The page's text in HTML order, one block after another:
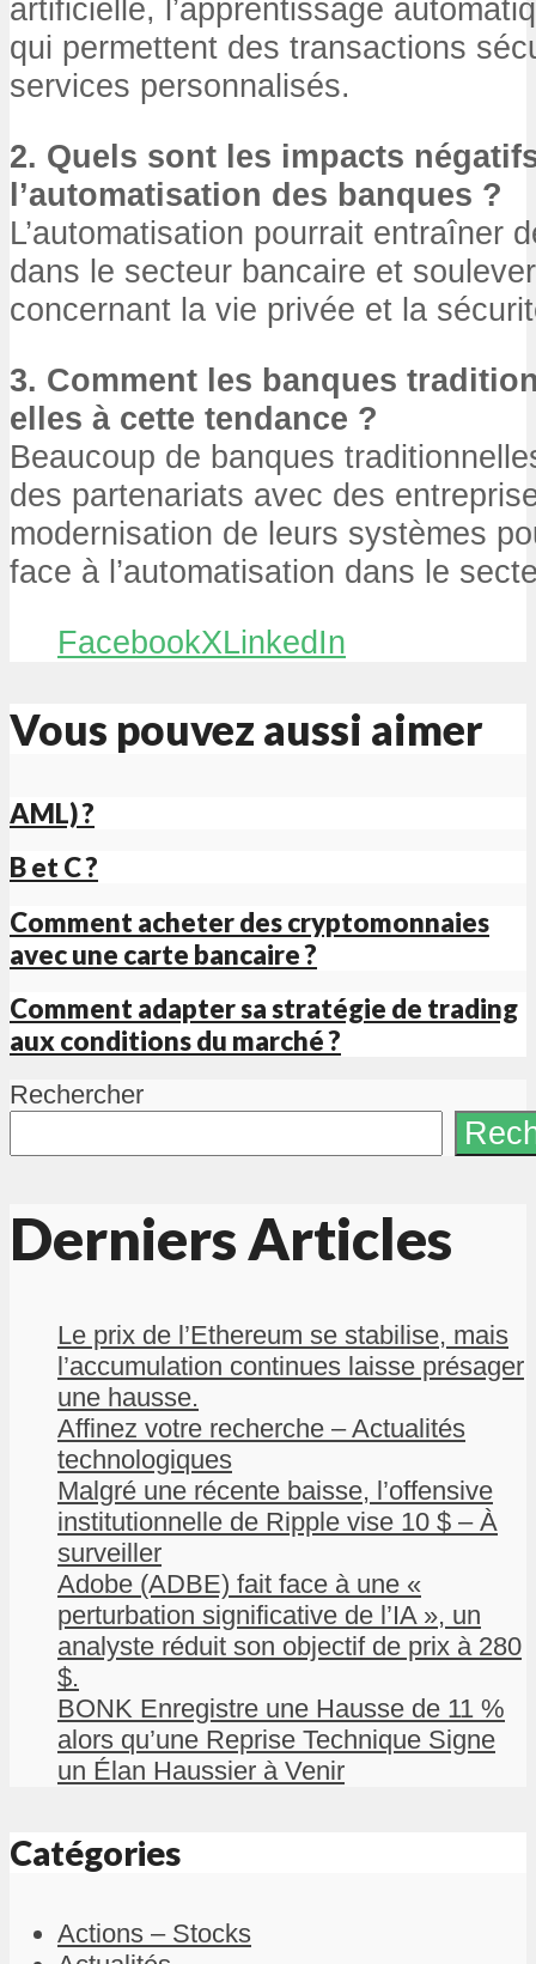
artificielle, l’apprentissage
qui permettent des transactions
services personnalisés.
2. Quels sont les impacts
l’automatisation des banques ?
L’automatisation pourrait entraîner
dans le secteur bancaire et
concernant la vie privée et la
3. Comment les banques
elles à cette tendance ?
Beaucoup de banques
des partenariats avec des
modernisation de leurs systèmes
face à l’automatisation dans le
FacebookXLinkedIn
Vous pouvez aussi aimer
AML) ?
B et C ?
Comment acheter des cryptomonnaies
avec une carte bancaire ?
Comment adapter sa stratégie de trading
aux conditions du marché ?
Rechercher
Derniers Articles
Le prix de l’Ethereum se stabilise, mais
l’accumulation continues laisse présager
une hausse.
Affinez votre recherche – Actualités
technologiques
Malgré une récente baisse, l’offensive
institutionnelle de Ripple vise 10 $ – À
surveiller
Adobe (ADBE) fait face à une «
perturbation significative de l’IA », un
analyste réduit son objectif de prix à 280
$.
BONK Enregistre une Hausse de 11 %
alors qu’une Reprise Technique Signe
un Élan Haussier à Venir
Catégories
Actions – Stocks